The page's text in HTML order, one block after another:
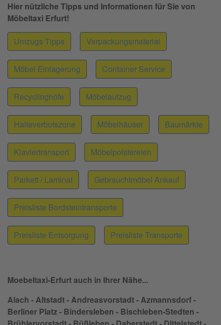
Hier nützliche Tipps und Informationen für Sie von
Möbeltaxi Erfurt!
Umzugs Tipps Verpackungsmaterial
Möbel Einlagerung Container Service
Recyclinghöfe Möbelaufzug
Halteverbotszone Möbelhäuser Baumärkte
Klaviertransport Möbelpolstereien
Parkett / Laminat Gebrauchtmöbel Ankauf
Preisliste Bordsteintransporte
Preisliste Entsorgung Preisliste Transporte
Moebeltaxi-Erfurt auch in Ihrer Nähe...
Alach - Altstadt - Andreasvorstadt - Azmannsdorf -
Berliner Platz - Bindersleben - Bischleben-Stedten -